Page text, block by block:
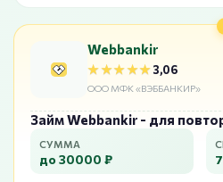
Webbankir
★★★★★
★★★★★3,06
ООО МФК «ВЭББАНКИР»
Займ Webbankir - для
СУММА
до 30000 ₽